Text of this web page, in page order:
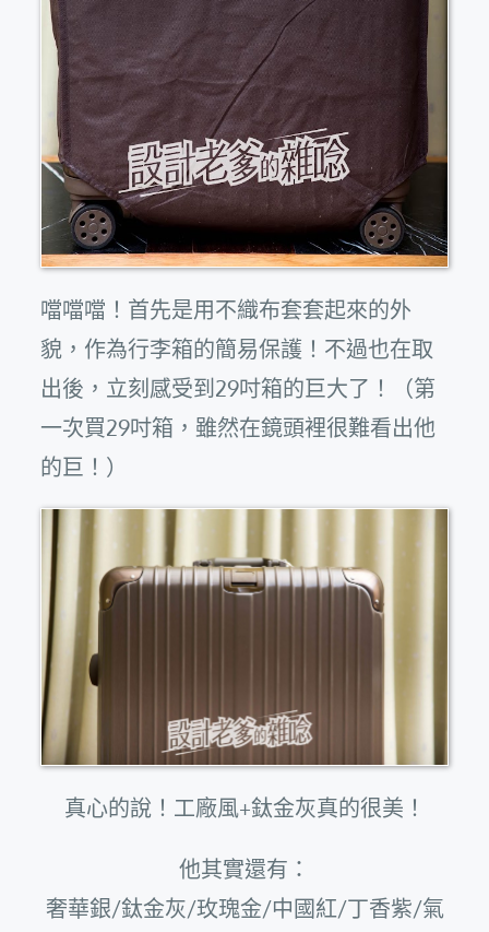
噹噹噹！首先是用不織布套套起來的外
貌，作為行李箱的簡易保護！不過也在取
出後，立刻感受到29吋箱的巨大了！（第
一次買29吋箱，雖然在鏡頭裡很難看出他
的巨！）
真心的說！工廠風+鈦金灰真的很美！
他其實還有：
奢華銀/鈦金灰/玫瑰金/中國紅/丁香紫/氣